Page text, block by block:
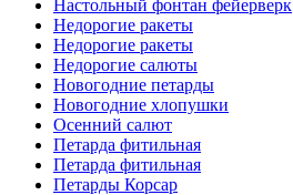
Настольный фонтан фейерверк
Недорогие ракеты
Недорогие ракеты
Недорогие салюты
Новогодние петарды
Новогодние хлопушки
Осенний салют
Петарда фитильная
Петарда фитильная
Петарды Корсар